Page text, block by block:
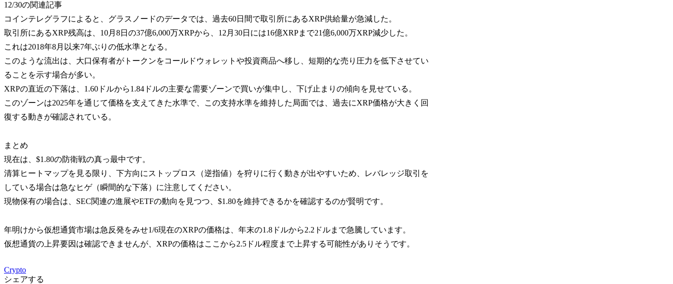
12/30の関連記事
コインテレグラフによると、グラスノードのデータでは、過去60日間で取引所にあるXRP供給量が急減した。
取引所にあるXRP残高は、10月8日の37億6,000万XRPから、12月30日には16億XRPまで21億6,000万XRP減少した。
これは2018年8月以来7年ぶりの低水準となる。
このような流出は、大口保有者がトークンをコールドウォレットや投資商品へ移し、短期的な売り圧力を低下させてい
ることを示す場合が多い。
XRPの直近の下落は、1.60ドルから1.84ドルの主要な需要ゾーンで買いが集中し、下げ止まりの傾向を見せている。
このゾーンは2025年を通じて価格を支えてきた水準で、この支持水準を維持した局面では、過去にXRP価格が大きく回
復する動きが確認されている。
まとめ
現在は、$1.80の防衛戦の真っ最中です。
清算ヒートマップを見る限り、下方向にストップロス（逆指値）を狩りに行く動きが出やすいため、レバレッジ取引を
している場合は急なヒゲ（瞬間的な下落）に注意してください。
現物保有の場合は、SEC関連の進展やETFの動向を見つつ、$1.80を維持できるかを確認するのが賢明です。
年明けから仮想通貨市場は急反発をみせ1/6現在のXRPの価格は、年末の1.8ドルから2.2ドルまで急騰しています。
仮想通貨の上昇要因は確認できませんが、XRPの価格はここから2.5ドル程度まで上昇する可能性がありそうです。
Crypto
シェアする